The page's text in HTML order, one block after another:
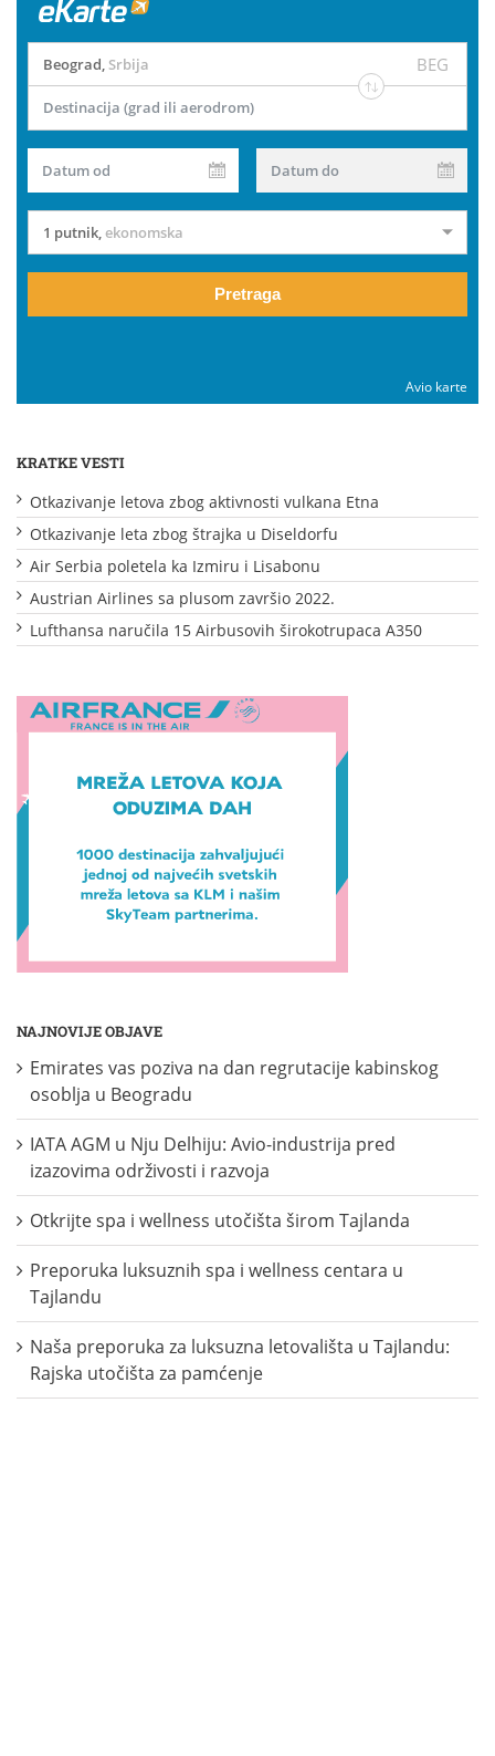
Beograd Srbija BEG
Destinacija (grad ili aerodrom)
Datum od Datum do
1 putnik ekonomska
Pretraga
Avio karte
KRATKE VESTI
Otkazivanje letova zbog aktivnosti vulkana Etna
Otkazivanje leta zbog štrajka u Diseldorfu
Air Serbia poletela ka Izmiru i Lisabonu
Austrian Airlines sa plusom završio 2022.
Lufthansa naručila 15 Airbusovih širokotrupaca A350
NAJNOVIJE OBJAVE
Emirates vas poziva na dan regrutacije kabinskog
osoblja u Beogradu
IATA AGM u Nju Delhiju: Avio-industrija pred
izazovima održivosti i razvoja
Otkrijte spa i wellness utočišta širom Tajlanda
Preporuka luksuznih spa i wellness centara u
Tajlandu
Naša preporuka za luksuzna letovališta u Tajlandu:
Rajska utočišta za pamćenje